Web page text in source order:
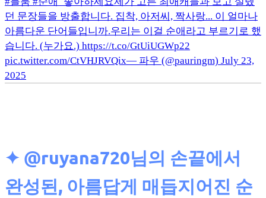
던 문장들을 방출합니다. 집착, 아저씨, 짝사랑... 이 얼마나
아름다운 단어들입니까.우리는 이걸 순애라고 부르기로 했
습니다. (누가요.) https://t.co/GtUiUGWp22
pic.twitter.com/CtVHJRVQix— 파우 (@pauringm) July 23,
2025
✦ @ruyana720님의 손끝에서
완성된, 아름답게 매듭지어진 순